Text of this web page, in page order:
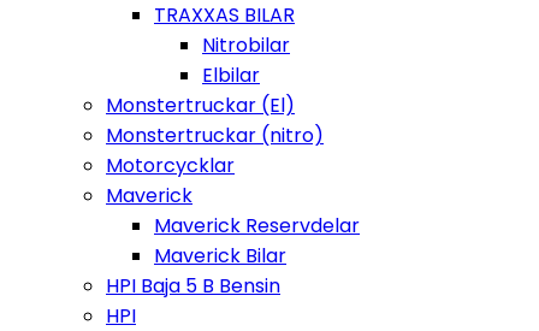
TRAXXAS BILAR
Nitrobilar
Elbilar
Monstertruckar (El)
Monstertruckar (nitro)
Motorcycklar
Maverick
Maverick Reservdelar
Maverick Bilar
HPI Baja 5 B Bensin
HPI